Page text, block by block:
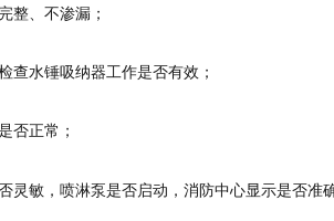
整、不渗漏；
查水锤吸纳器工作是否有效；
否正常；
灵敏，喷淋泵是否启动，消防中心显示是否准